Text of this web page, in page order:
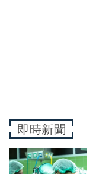
即時新聞